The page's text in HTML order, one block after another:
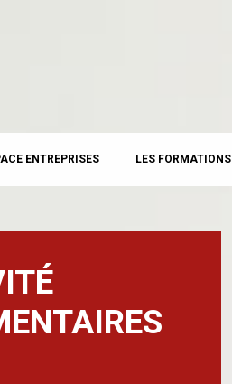
ENTREPRISES LES FORMATIONS